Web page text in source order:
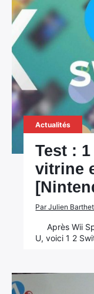
Actualités
Test :
vitrine
Par Julien
Après Wii
U, voici 1 2